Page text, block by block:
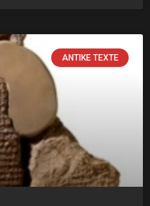
ANTIKE TEXTE